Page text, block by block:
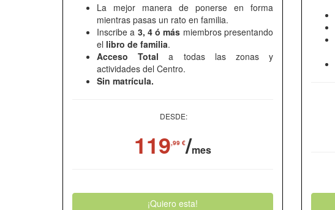
La mejor manera de ponerse en forma
mientras pasas un rato en familia.
Inscribe a 3, 4 ó más miembros presentando
el libro de familia.
Acceso Totala todas las zonas y
actividades del Centro.
Sin matrícula.
DESDE:
119,99 €/mes
¡Quiero esta!